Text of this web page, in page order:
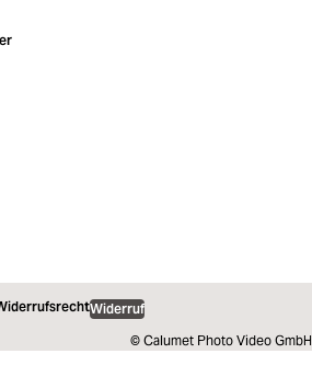
Widerruf
© Calumet Photo Video GmbH